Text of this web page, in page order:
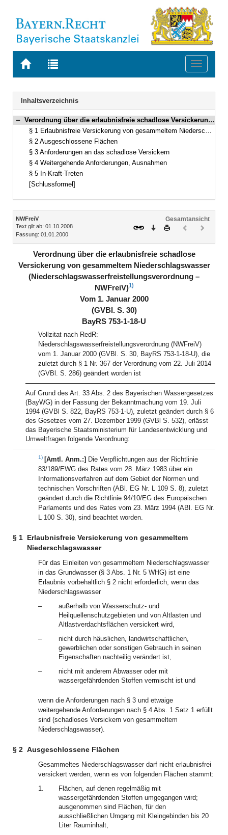
Zur
BAYERN.RECHT
Zur
letzten
Suche
Toggle
Navigation
Inhaltsverzeichnis
Bereich reduzieren
Verordnung über die erlaubnisfreie schadlose Versickerung von gesammeltem Niederschlagswasser (Niederschlagswasserfreistellungsverordnung – NWFreiV) Vom 1. Januar 2000 (GVBl. S. 30) BayRS 753-1-18-U (§§ 1–5)
§ 1 Erlaubnisfreie Versickerung von gesammeltem Niederschlagswasser
§ 2 Ausgeschlossene Flächen
§ 3 Anforderungen an das schadlose Versickern
§ 4 Weitergehende Anforderungen, Ausnahmen
§ 5 In-Kraft-Treten
[Schlussformel]
Inhalt
NWFreiV
Text gilt ab: 01.10.2008
Fassung: 01.01.2000
Gesamtansicht
Download
DruckenVorheriges
(inaktiv)(inaktiv)
Verordnung über die erlaubnisfreie schadlose
Versickerung von gesammeltem Niederschlagswasser
(Niederschlagswasserfreistellungsverordnung –
NWFreiV)1)
Vom 1. Januar 2000
(GVBl. S. 30)
BayRS 753-1-18-U
Vollzitat nach RedR:
Niederschlagswasserfreistellungsverordnung (NWFreiV)
vom 1. Januar 2000 (GVBl. S. 30, BayRS 753-1-18-U), die
zuletzt durch § 1 Nr. 367 der Verordnung vom 22. Juli 2014
(GVBl. S. 286) geändert worden ist
Auf Grund des Art. 33 Abs. 2 des Bayerischen Wassergesetzes
(BayWG) in der Fassung der Bekanntmachung vom 19. Juli
1994 (GVBl S. 822, BayRS 753-1-U), zuletzt geändert durch § 6
des Gesetzes vom 27. Dezember 1999 (GVBl S. 532), erlässt
das Bayerische Staatsministerium für Landesentwicklung und
Umweltfragen folgende Verordnung:
1) [Amtl. Anm.:] Die Verpflichtungen aus der Richtlinie
83/189/EWG des Rates vom 28. März 1983 über ein
Informationsverfahren auf dem Gebiet der Normen und
technischen Vorschriften (ABl. EG Nr. L 109 S. 8), zuletzt
geändert durch die Richtlinie 94/10/EG des Europäischen
Parlaments und des Rates vom 23. März 1994 (ABl. EG Nr.
L 100 S. 30), sind beachtet worden.
§ 1 Erlaubnisfreie Versickerung von gesammeltem
Niederschlagswasser
Für das Einleiten von gesammeltem Niederschlagswasser
in das Grundwasser (§ 3 Abs. 1 Nr. 5 WHG) ist eine
Erlaubnis vorbehaltlich § 2 nicht erforderlich, wenn das
Niederschlagswasser
–
außerhalb von Wasserschutz- und
Heilquellenschutzgebieten und von Altlasten und
Altlastverdachtsflächen versickert wird,
–
nicht durch häuslichen, landwirtschaftlichen,
gewerblichen oder sonstigen Gebrauch in seinen
Eigenschaften nachteilig verändert ist,
–
nicht mit anderem Abwasser oder mit
wassergefährdenden Stoffen vermischt ist und
wenn die Anforderungen nach § 3 und etwaige
weitergehende Anforderungen nach § 4 Abs. 1 Satz 1 erfüllt
sind (schadloses Versickern von gesammeltem
Niederschlagswasser).
§ 2 Ausgeschlossene Flächen
Gesammeltes Niederschlagswasser darf nicht erlaubnisfrei
versickert werden, wenn es von folgenden Flächen stammt:
1.
Flächen, auf denen regelmäßig mit
wassergefährdenden Stoffen umgegangen wird;
ausgenommen sind Flächen, für den
ausschließlichen Umgang mit Kleingebinden bis 20
Liter Rauminhalt,